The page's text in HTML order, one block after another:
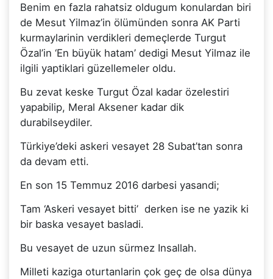
Benim en fazla rahatsiz oldugum konulardan biri
de Mesut Yilmaz’in ölümünden sonra AK Parti
kurmaylarinin verdikleri demeçlerde Turgut
Özal’in ‘En büyük hatam’ dedigi Mesut Yilmaz ile
ilgili yaptiklari güzellemeler oldu.
Bu zevat keske Turgut Özal kadar özelestiri
yapabilip, Meral Aksener kadar dik
durabilseydiler.
Türkiye’deki askeri vesayet 28 Subat’tan sonra
da devam etti.
En son 15 Temmuz 2016 darbesi yasandi;
Tam ‘Askeri vesayet bitti’ derken ise ne yazik ki
bir baska vesayet basladi.
Bu vesayet de uzun sürmez Insallah.
Milleti kaziga oturtanlarin çok geç de olsa dünya